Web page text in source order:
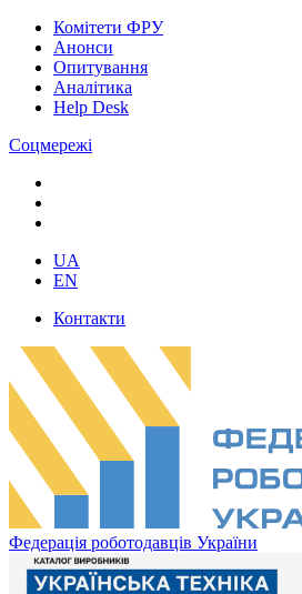
Комітети ФРУ
Анонси
Опитування
Аналітика
Help Desk
Соцмережі
UA
EN
Контакти
Федерація роботодавців України